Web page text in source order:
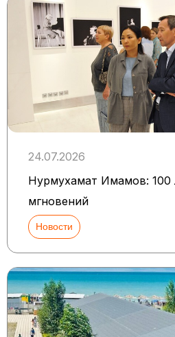
24.07.2026
Нурмухамат Имамов: 100
мгновений
Новости